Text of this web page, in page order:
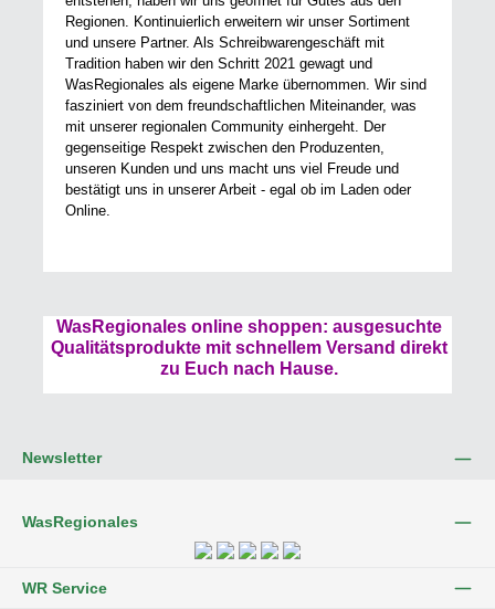
Regionen. Kontinuierlich erweitern wir unser Sortiment
und unsere Partner. Als Schreibwarengeschäft mit
Tradition haben wir den Schritt 2021 gewagt und
WasRegionales als eigene Marke übernommen. Wir sind
fasziniert von dem freundschaftlichen Miteinander, was
mit unserer regionalen Community einhergeht. Der
gegenseitige Respekt zwischen den Produzenten,
unseren Kunden und uns macht uns viel Freude und
bestätigt uns in unserer Arbeit - egal ob im Laden oder
Online.
WasRegionales online shoppen: ausgesuchte
Qualitätsprodukte mit schnellem Versand direkt
zu Euch nach Hause.
Newsletter
WasRegionales
WR Service